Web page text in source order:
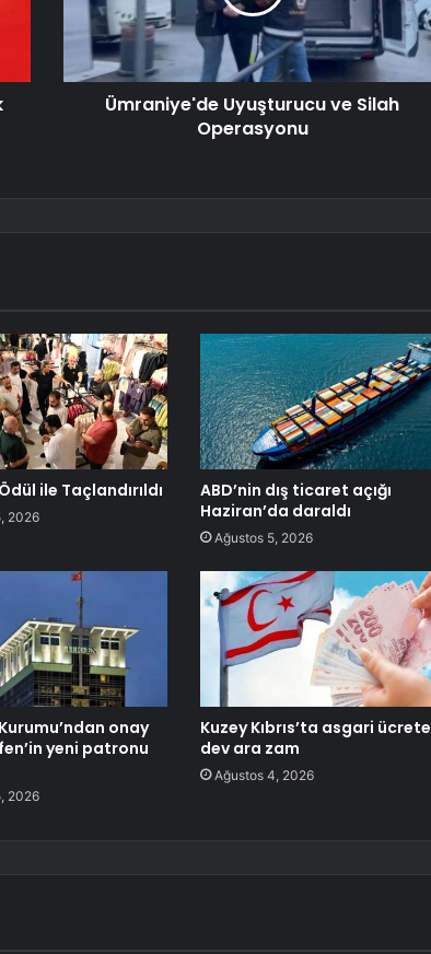
Ümraniye'de Uyuşturucu ve Silah
Operasyonu
ile Taçlandırıldı
2026
ABD’nin dış ticaret açığı
Haziran’da daraldı
Ağustos 5, 2026
onay
yeni patronu
2026
Kuzey Kıbrıs’ta asgari ücrete
dev ara zam
Ağustos 4, 2026